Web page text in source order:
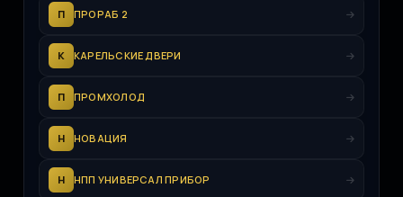
П ПРОРАБ 2
К КАРЕЛЬСКИЕ ДВЕРИ
П ПРОМХОЛОД
Н НОВАЦИЯ
Н НПП УНИВЕРСАЛ ПРИБОР